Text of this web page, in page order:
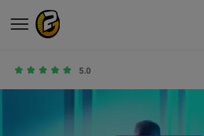
5.0